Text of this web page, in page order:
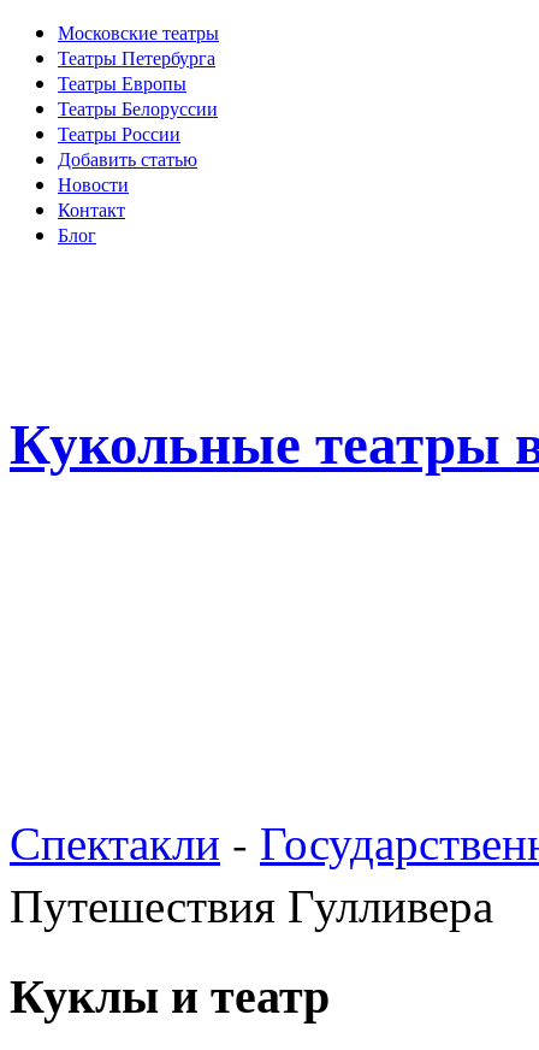
Московские театры
Театры Петербурга
Театры Европы
Театры Белоруссии
Театры России
Добавить статью
Новости
Контакт
Блог
Кукольные театры
Спектакли -
Путешествия Гулливера
Куклы и театр